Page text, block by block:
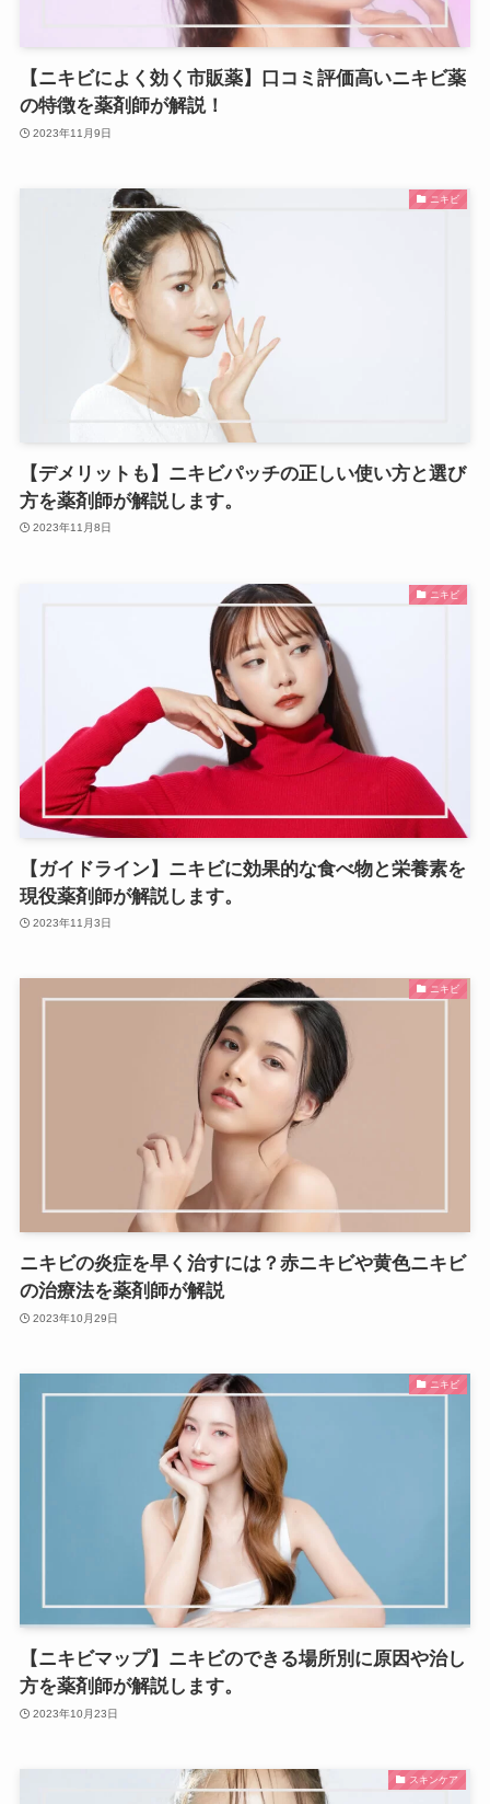
【ニキビによく効く市販薬】口コミ評価高いニキビ薬
の特徴を薬剤師が解説！
2023年11月9日
ニキビ
【デメリットも】ニキビパッチの正しい使い方と選び
方を薬剤師が解説します。
2023年11月8日
ニキビ
【ガイドライン】ニキビに効果的な食べ物と栄養素を
現役薬剤師が解説します。
2023年11月3日
ニキビ
ニキビの炎症を早く治すには？赤ニキビや黄色ニキビ
の治療法を薬剤師が解説
2023年10月29日
ニキビ
【ニキビマップ】ニキビのできる場所別に原因や治し
方を薬剤師が解説します。
2023年10月23日
スキンケア